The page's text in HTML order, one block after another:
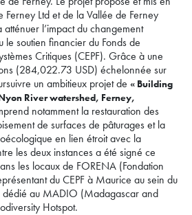
Ltd et de la Vallée de Ferney
l’impact du changement
le soutien financier du Fonds de
Critiques (CEPF). Grâce à une
(284,022.73 USD) échelonnée sur
un ambitieux projet de « Building
River watershed, Ferney,
notamment la restauration des
de surfaces de pâturages et la
en lien étroit avec la
les deux instances a été signé ce
les locaux de FORENA (Fondation
du CEPF à Maurice au sein du
dédié au MADIO (Madagascar and
Hotspot.